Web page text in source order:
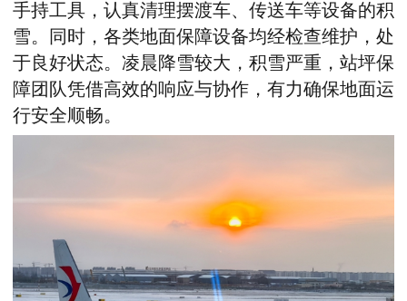
手持工具，认真清理摆渡车、传送车等设备的积
雪。同时，各类地面保障设备均经检查维护，处
于良好状态。凌晨降雪较大，积雪严重，站坪保
障团队凭借高效的响应与协作，有力确保地面运
行安全顺畅。